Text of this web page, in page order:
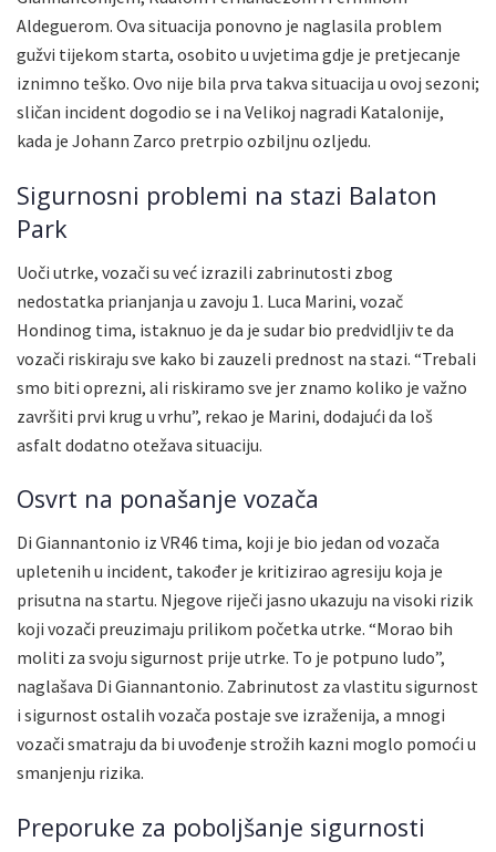
Aldeguerom. Ova situacija ponovno je naglasila problem
gužvi tijekom starta, osobito u uvjetima gdje je pretjecanje
iznimno teško. Ovo nije bila prva takva situacija u ovoj sezoni;
sličan incident dogodio se i na Velikoj nagradi Katalonije,
kada je Johann Zarco pretrpio ozbiljnu ozljedu.
Sigurnosni problemi na stazi Balaton
Park
Uoči utrke, vozači su već izrazili zabrinutosti zbog
nedostatka prianjanja u zavoju 1. Luca Marini, vozač
Hondinog tima, istaknuo je da je sudar bio predvidljiv te da
vozači riskiraju sve kako bi zauzeli prednost na stazi. “Trebali
smo biti oprezni, ali riskiramo sve jer znamo koliko je važno
završiti prvi krug u vrhu”, rekao je Marini, dodajući da loš
asfalt dodatno otežava situaciju.
Osvrt na ponašanje vozača
Di Giannantonio iz VR46 tima, koji je bio jedan od vozača
upletenih u incident, također je kritizirao agresiju koja je
prisutna na startu. Njegove riječi jasno ukazuju na visoki rizik
koji vozači preuzimaju prilikom početka utrke. “Morao bih
moliti za svoju sigurnost prije utrke. To je potpuno ludo”,
naglašava Di Giannantonio. Zabrinutost za vlastitu sigurnost
i sigurnost ostalih vozača postaje sve izraženija, a mnogi
vozači smatraju da bi uvođenje strožih kazni moglo pomoći u
smanjenju rizika.
Preporuke za poboljšanje sigurnosti